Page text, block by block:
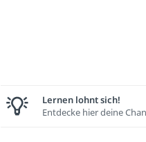
Lernen lohnt sich!
Entdecke hier deine